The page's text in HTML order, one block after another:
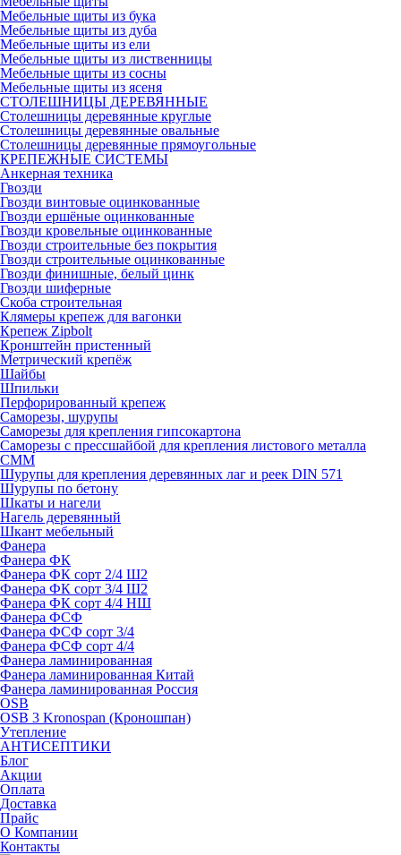
Мебельные щиты из бука
Мебельные щиты из дуба
Мебельные щиты из ели
Мебельные щиты из лиственницы
Мебельные щиты из сосны
Мебельные щиты из ясеня
СТОЛЕШНИЦЫ ДЕРЕВЯННЫЕ
Столешницы деревянные круглые
Столешницы деревянные овальные
Столешницы деревянные прямоугольные
КРЕПЕЖНЫЕ СИСТЕМЫ
Анкерная техника
Гвозди
Гвозди винтовые оцинкованные
Гвозди ершёные оцинкованные
Гвозди кровельные оцинкованные
Гвозди строительные без покрытия
Гвозди строительные оцинкованные
Гвозди финишные, белый цинк
Гвозди шиферные
Скоба строительная
Клямеры крепеж для вагонки
Крепеж Zipbolt
Кронштейн пристенный
Метрический крепёж
Шайбы
Шпильки
Перфорированный крепеж
Саморезы, шурупы
Саморезы для крепления гипсокартона
Саморезы с прессшайбой для крепления листового металла
СММ
Шурупы для крепления деревянных лаг и реек DIN 571
Шурупы по бетону
Шкаты и нагели
Нагель деревянный
Шкант мебельный
Фанера
Фанера ФК
Фанера ФК сорт 2/4 Ш2
Фанера ФК сорт 3/4 Ш2
Фанера ФК сорт 4/4 НШ
Фанера ФСФ
Фанера ФСФ сорт 3/4
Фанера ФСФ сорт 4/4
Фанера ламинированная
Фанера ламинированная Китай
Фанера ламинированная Россия
OSB
OSB 3 Kronospan (Кроношпан)
Утепление
АНТИСЕПТИКИ
Блог
Акции
Оплата
Доставка
Прайс
О Компании
Контакты